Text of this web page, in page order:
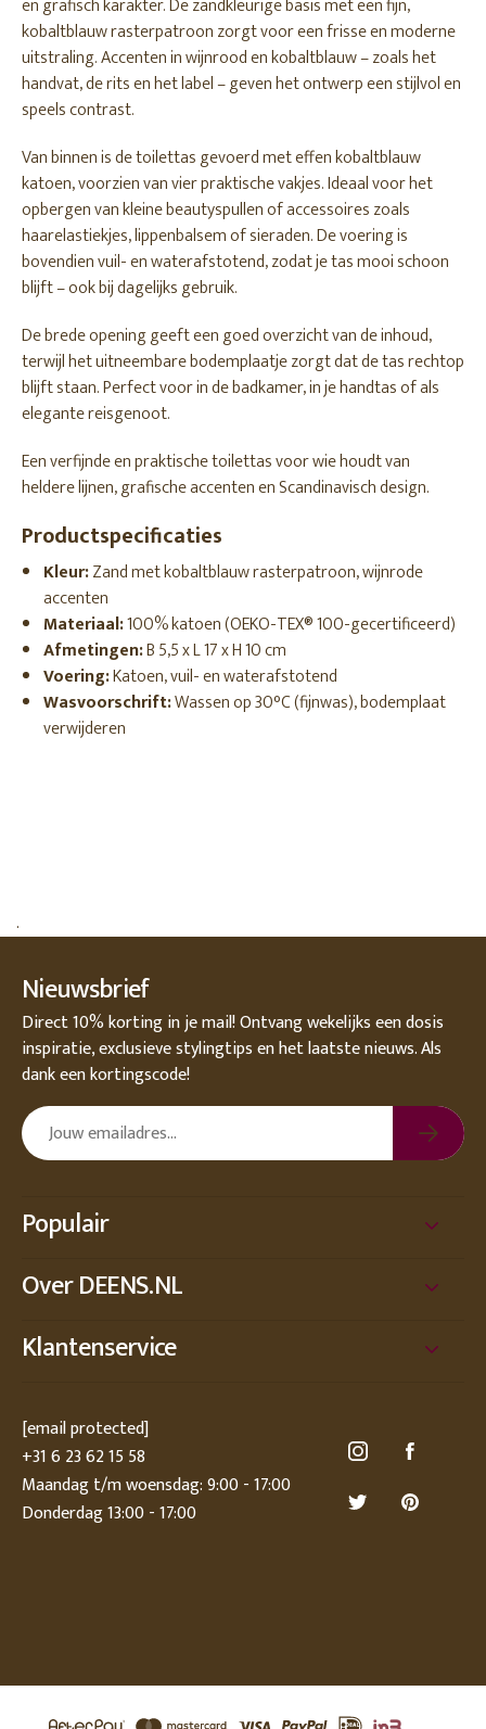
en grafisch karakter. De zandkleurige basis met een fijn,
kobaltblauw rasterpatroon zorgt voor een frisse en moderne
uitstraling. Accenten in wijnrood en kobaltblauw – zoals het
handvat, de rits en het label – geven het ontwerp een stijlvol en
speels contrast.
Van binnen is de toilettas gevoerd met effen kobaltblauw
katoen, voorzien van vier praktische vakjes. Ideaal voor het
opbergen van kleine beautyspullen of accessoires zoals
haarelastiekjes, lippenbalsem of sieraden. De voering is
bovendien vuil- en waterafstotend, zodat je tas mooi schoon
blijft – ook bij dagelijks gebruik.
De brede opening geeft een goed overzicht van de inhoud,
terwijl het uitneembare bodemplaatje zorgt dat de tas rechtop
blijft staan. Perfect voor in de badkamer, in je handtas of als
elegante reisgenoot.
Een verfijnde en praktische toilettas voor wie houdt van
heldere lijnen, grafische accenten en Scandinavisch design.
Productspecificaties
Kleur:Zand met kobaltblauw rasterpatroon, wijnrode
accenten
Materiaal:100% katoen (OEKO-TEX® 100-gecertificeerd)
Afmetingen:B 5,5 x L 17 x H 10 cm
Voering:Katoen, vuil- en waterafstotend
Wasvoorschrift:Wassen op 30°C (fijnwas), bodemplaat
verwijderen
.
Nieuwsbrief
Direct 10% korting in je mail! Ontvang wekelijks een dosis
inspiratie, exclusieve stylingtips en het laatste nieuws. Als
dank een kortingscode!
Populair
Over DEENS.NL
Klantenservice
[email protected]
+31 6 23 62 15 58
Maandag t/m woensdag: 9:00 - 17:00
Donderdag 13:00 - 17:00